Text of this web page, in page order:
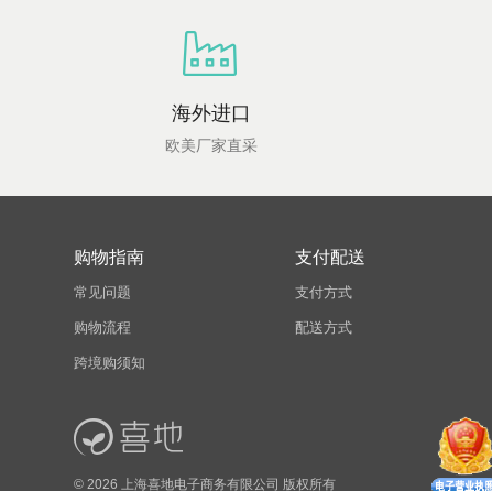
海外进口
欧美厂家直采
购物指南
常见问题
购物流程
跨境购须知
支付配送
支付方式
配送方式
© 2026 上海喜地电子商务有限公司 版权所有